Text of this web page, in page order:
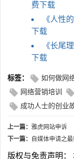
费下载
《人性
下载
《长尾
下载
标签： 如何做网
网络营销培训
成功人士的创业
上一篇： 雅虎网站申诉
下一篇：
自媒体申请之
版权与免责声明：